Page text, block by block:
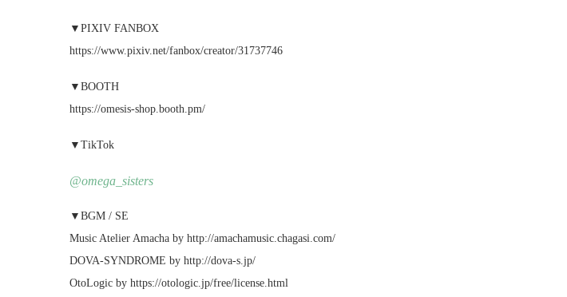
▼PIXIV FANBOX
https://www.pixiv.net/fanbox/creator/31737746
▼BOOTH
https://omesis-shop.booth.pm/
▼TikTok
@omega_sisters
▼BGM / SE
Music Atelier Amacha by http://amachamusic.chagasi.com/
DOVA-SYNDROME by http://dova-s.jp/
OtoLogic by https://otologic.jp/free/license.html